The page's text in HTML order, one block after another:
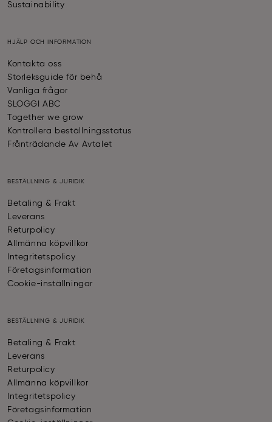
Sustainability
HJÄLP OCH INFORMATION
Kontakta oss
Storleksguide för behå
Vanliga frågor
SLOGGI ABC
Together we grow
Kontrollera beställningsstatus
Frånträdande Av Avtalet
BESTÄLLNING & JURIDIK
Betaling & Frakt
Leverans
Returpolicy
Allmänna köpvillkor
Integritetspolicy
Företagsinformation
Cookie-inställningar
BESTÄLLNING & JURIDIK
Betaling & Frakt
Leverans
Returpolicy
Allmänna köpvillkor
Integritetspolicy
Företagsinformation